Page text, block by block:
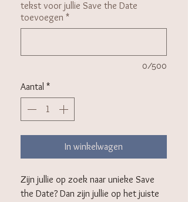
tekst voor jullie Save the Date
toevoegen *
0/500
Aantal *
In winkelwagen
Zijn jullie op zoek naar unieke Save
the Date? Dan zijn jullie op het juiste